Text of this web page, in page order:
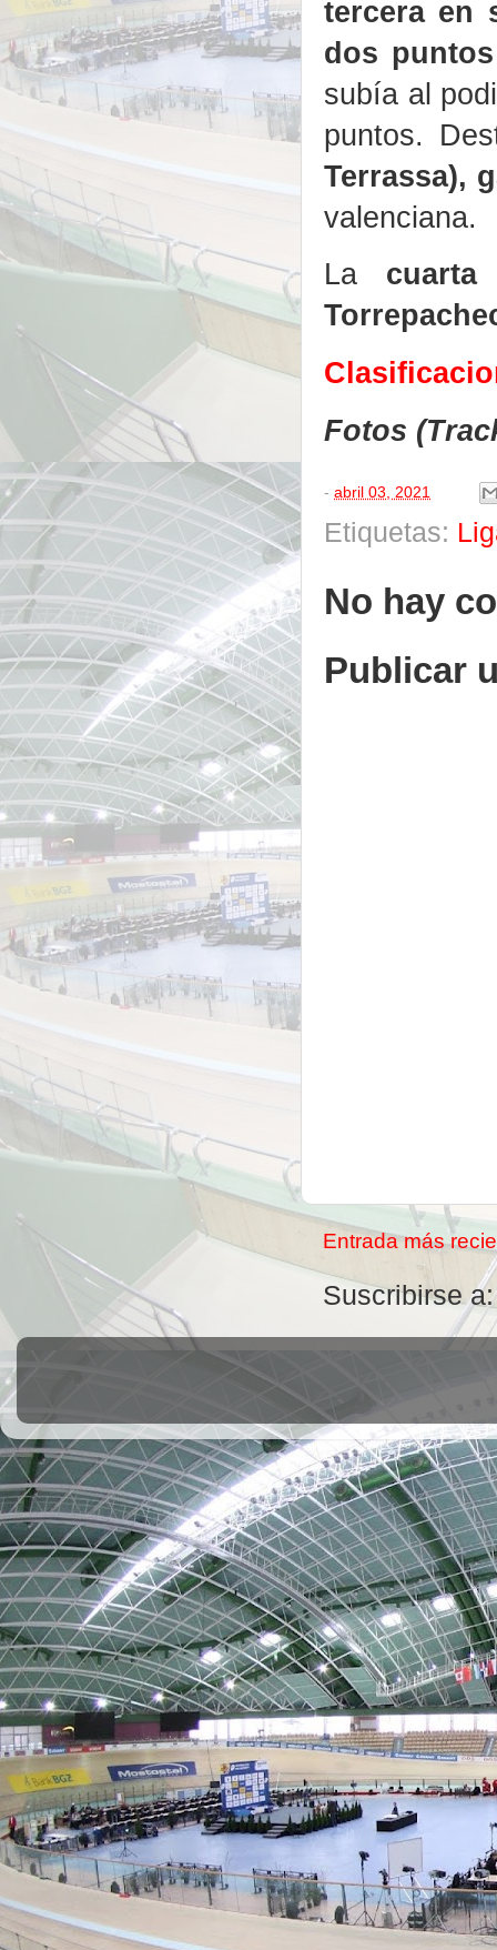
tercera en
dos
subía al
puntos.
Terrassa),
valenciana.
La
Fotos
- abril 03, 2021
Etiquetas:
No hay
Publicar
Entrada más
Suscribirse